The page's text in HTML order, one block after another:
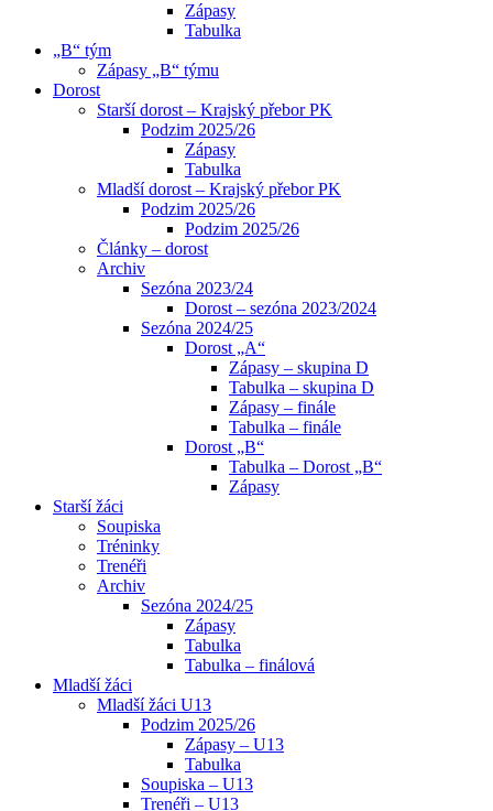
Zápasy
Tabulka
„B“ tým
Zápasy „B“ týmu
Dorost
Starší dorost – Krajský přebor PK
Podzim 2025/26
Zápasy
Tabulka
Mladší dorost – Krajský přebor PK
Podzim 2025/26
Podzim 2025/26
Články – dorost
Archiv
Sezóna 2023/24
Dorost – sezóna 2023/2024
Sezóna 2024/25
Dorost „A“
Zápasy – skupina D
Tabulka – skupina D
Zápasy – finále
Tabulka – finále
Dorost „B“
Tabulka – Dorost „B“
Zápasy
Starší žáci
Soupiska
Tréninky
Trenéři
Archiv
Sezóna 2024/25
Zápasy
Tabulka
Tabulka – finálová
Mladší žáci
Mladší žáci U13
Podzim 2025/26
Zápasy – U13
Tabulka
Soupiska – U13
Trenéři – U13